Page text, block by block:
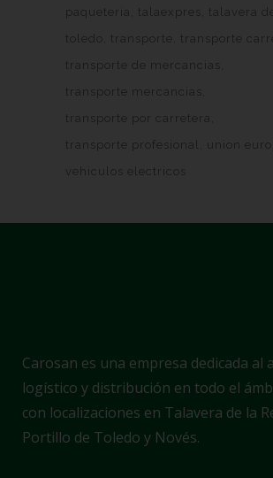
paqueteria
talaexpres
talavera
toledo
transporte
transporte
transporte de mercancias
transporte mercancias
transporte por carretera
transporte profesional
union
vehiculos electricos
Carosan es una empresa dedicada al
logístico y distribución en todo el
con localizaciones en Talavera de la
Portillo de Toledo y Novés.